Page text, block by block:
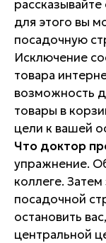
для этого вы
посадочную
Исключение
товара
возможность
товары в
цели к вашей
Что доктор
упражнение.
коллеге. Затем
посадочной
остановить
центральной